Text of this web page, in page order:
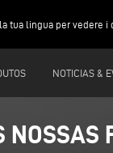
tua lingua per vedere
NOTICIAS &
NOSSAS
NOSSAS